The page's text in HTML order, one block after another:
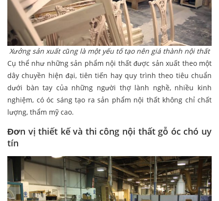
Xưởng sản xuất cũng là một yếu tố tạo nên giá thành nội thất
Cụ thể như những sản phẩm nội thất được sản xuất theo một
dây chuyền hiện đại, tiên tiến hay quy trình theo tiêu chuẩn
dưới bàn tay của những người thợ lành nghề, nhiều kinh
nghiệm, có óc sáng tạo ra sản phẩm nội thất không chỉ chất
lượng, thẩm mỹ cao.
Đơn vị thiết kế và thi công nội thất gỗ óc chó uy
tín